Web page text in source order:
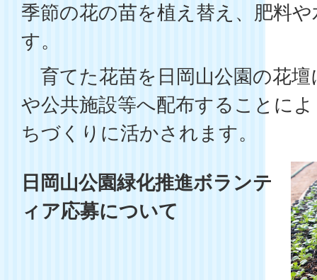
季節の花の苗を植え替え、肥料
す。
育てた花苗を日岡山公園の花壇
や公共施設等へ配布することに
ちづくりに活かされます。
日岡山公園緑化推進ボランテ
ィア応募について